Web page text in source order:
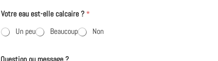
Votre eau est-elle calcaire ?*
Un peu
Beaucoup Non